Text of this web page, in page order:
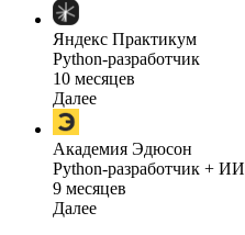
Яндекс Практикум
Python-разработчик
10 месяцев
Далее
Академия Эдюсон
Python-разработчик + ИИ
9 месяцев
Далее